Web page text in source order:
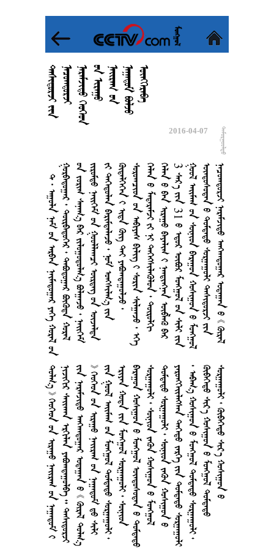







































































 
2016-04-07
                                                               3   31                         
                                                                                 